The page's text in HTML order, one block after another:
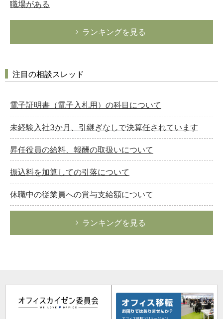
職場がある
ランキングを見る
注目の相談スレッド
電子証明書（電子入札用）の科目について
未経験入社3か月、引継ぎなしで決算任されています
昇任役員の給料、報酬の取扱いについて
振込料を加算しての引落について
休職中の従業員への賞与支給額について
ランキングを見る